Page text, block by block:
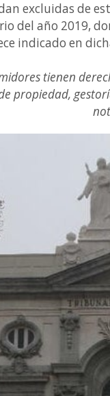
excluidas de
del año 2019,
indicado en
tienen
propiedad,